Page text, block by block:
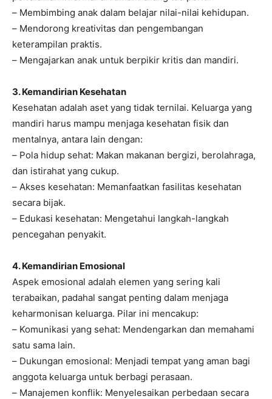
– Membimbing anak dalam belajar nilai-nilai kehidupan.
– Mendorong kreativitas dan pengembangan
keterampilan praktis.
– Mengajarkan anak untuk berpikir kritis dan mandiri.
3. Kemandirian Kesehatan
Kesehatan adalah aset yang tidak ternilai. Keluarga yang
mandiri harus mampu menjaga kesehatan fisik dan
mentalnya, antara lain dengan:
– Pola hidup sehat: Makan makanan bergizi, berolahraga,
dan istirahat yang cukup.
– Akses kesehatan: Memanfaatkan fasilitas kesehatan
secara bijak.
– Edukasi kesehatan: Mengetahui langkah-langkah
pencegahan penyakit.
4. Kemandirian Emosional
Aspek emosional adalah elemen yang sering kali
terabaikan, padahal sangat penting dalam menjaga
keharmonisan keluarga. Pilar ini mencakup:
– Komunikasi yang sehat: Mendengarkan dan memahami
satu sama lain.
– Dukungan emosional: Menjadi tempat yang aman bagi
anggota keluarga untuk berbagi perasaan.
– Manajemen konflik: Menyelesaikan perbedaan secara